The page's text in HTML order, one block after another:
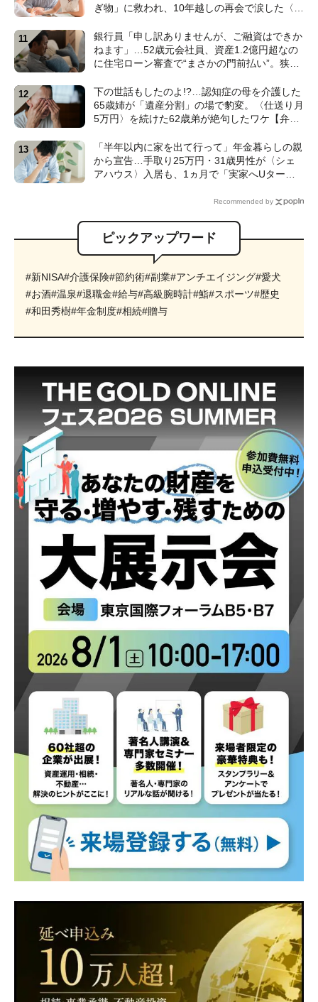
ぎ物」に救われ、10年越しの再会で涙した〈孫
銀行員「申し訳ありませんが、ご融資はできか
ねます」…52歳元会社員、資産1.2億円超なの
に住宅ローン審査で“まさかの門前払い”。狭い
の解説】
下の世話もしたのよ!?…認知症の母を介護した
65歳姉が「遺産分割」の場で豹変。〈仕送り月
5万円〉を続けた62歳弟が絶句したワケ【弁護
「半年以内に家を出て行って」年金暮らしの親
から宣告…手取り25万円・31歳男性が〈シェ
アハウス〉入居も、1ヵ月で「実家へUター
Recommended by
ピックアップワード
#新NISA#介護保険#節約術#副業#アンチエイジング#愛犬
#お酒#温泉#退職金#給与#高級腕時計#鮨#スポーツ#歴史
#和田秀樹#年金制度#相続#贈与